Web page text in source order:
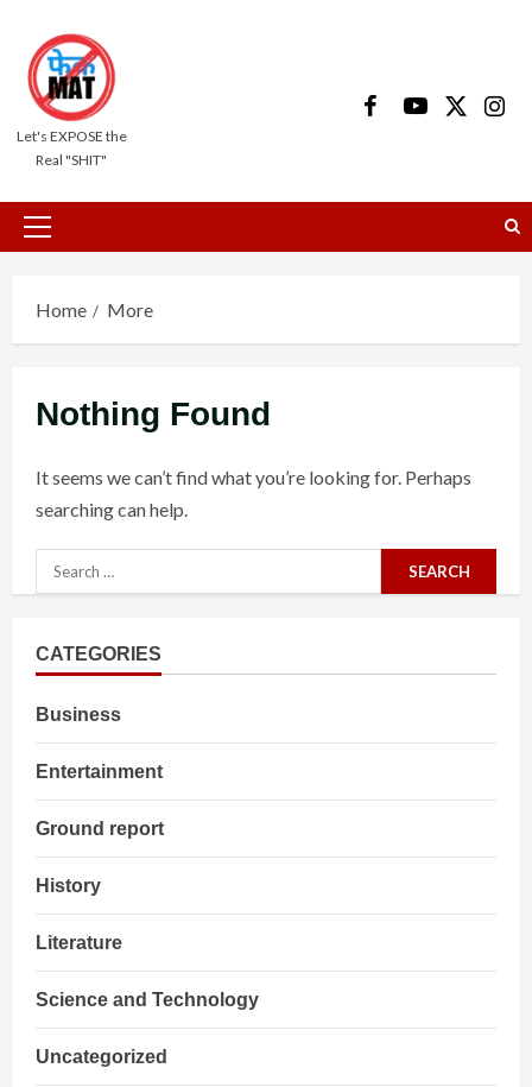
content
Let's EXPOSE the
Real "SHIT"
FacebookYoutube
X
Primary
Home More
Nothing Found
It seems we can’t find what you’re looking for. Perhaps
searching can help.
Search
for:
CATEGORIES
Business
Entertainment
Ground report
History
Literature
Science and Technology
Uncategorized